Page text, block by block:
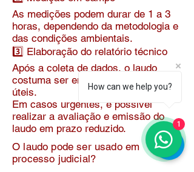
As medições podem durar de 1 a 3
horas, dependendo da metodologia e
das condições ambientais.
3️⃣ Elaboração do relatório técnico
Após a coleta de dados, o laudo
costuma ser entregue em 3 a 7 dias
úteis.
Em casos urgentes, é possível
realizar a avaliação e emissão do
laudo em prazo reduzido.
O laudo pode ser usado em
processo judicial?
How can we help you?
1